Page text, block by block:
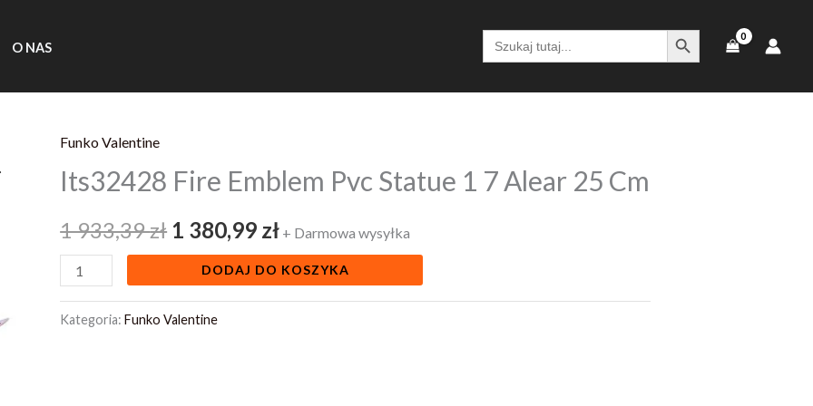
O NAS
Search
for:
SEARCH BUTTON
Funko Valentine
Its32428 Fire Emblem Pvc Statue 1 7 Alear 25 Cm
1 933,39zł
cena
wynosiła:
933,39 zł.
1 380,99 zł
cena
wynosi:
1
+ Darmowa wysyłka
ilość
Its32428
Emblem
Pvc
Statue
1
DODAJ DO KOSZYKA
Kategoria:Funko Valentine